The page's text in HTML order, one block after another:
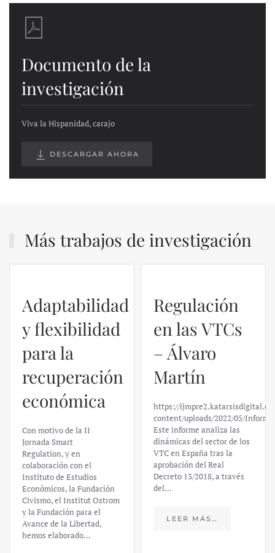
Documento de la
investigación
Viva la Hispanidad, carajo
DESCARGAR AHORA
Más trabajos de investigación
Regulación
en las VTCs
– Álvaro
Martín
https://ijmpre2.katarsisdigital.com/wp-
content/uploads/2022/05/Informe_sobre_las_VTC.pdf
Este informe analiza las
dinámicas del sector de los
VTC en España tras la
aprobación del Real
Decreto 13/2018, a través
del…
LEER MÁS…
El caso de
Silicon
Valley Bank:
un análisis
financiero –
Daniel
Fernández